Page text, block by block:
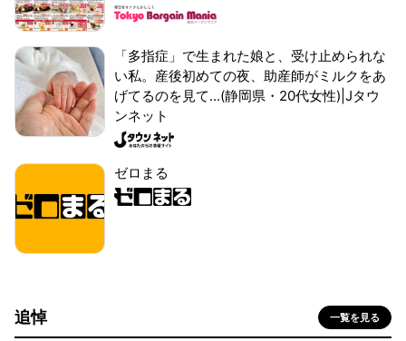
「多指症」で生まれた娘と、受け止められな
い私。産後初めての夜、助産師がミルクをあ
げてるのを見て...(静岡県・20代女性)|Jタウ
ンネット
ゼロまる
追悼 一覧を見る